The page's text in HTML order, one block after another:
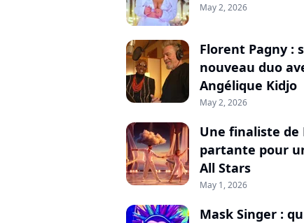
May 2, 2026
Florent Pagny :
nouveau duo
Angélique Kidjo
May 2, 2026
Une finaliste de
partante pour
All Stars
May 1, 2026
Mask Singer :